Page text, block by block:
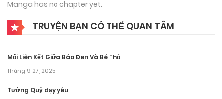
khốn đó vì ghen tuông quá mức đấy”. “Ta cũng nghĩ vậy đấy,
Ellie à. Ngoại tình là không được đâu.” Phản ứng của Damian
câu chuyện tràn đầy tình yêu của Ellie khi được công tước
nhận nuôi qua bộ truyện nhé!
Manga has no chapter yet.
TRUYỆN BẠN CÓ THỂ QUAN TÂM
Mối Liên Kết Giữa Báo Đen Và Bé Thỏ
Tháng 9 27, 2025
Tướng Quỷ dạy yêu